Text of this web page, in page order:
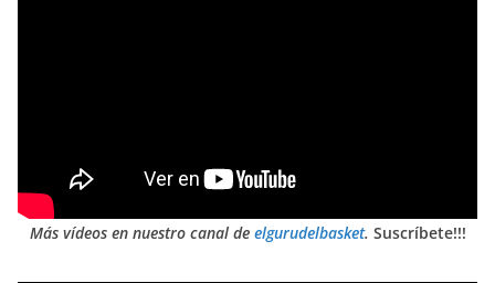
Más vídeos en nuestro canal de elgurudelbasket. Suscríbete!!!